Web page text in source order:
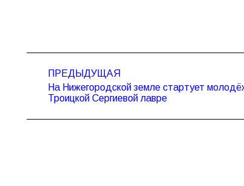
записям
ПРЕДЫДУЩАЯ
Предыдущая
запись:
На Нижегородской земле стартует
Троицкой Сергиевой лавре